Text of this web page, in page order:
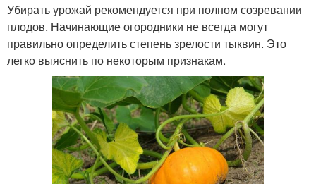
Убирать урожай рекомендуется при полном созревании
плодов. Начинающие огородники не всегда могут
правильно определить степень зрелости тыквин. Это
легко выяснить по некоторым признакам.